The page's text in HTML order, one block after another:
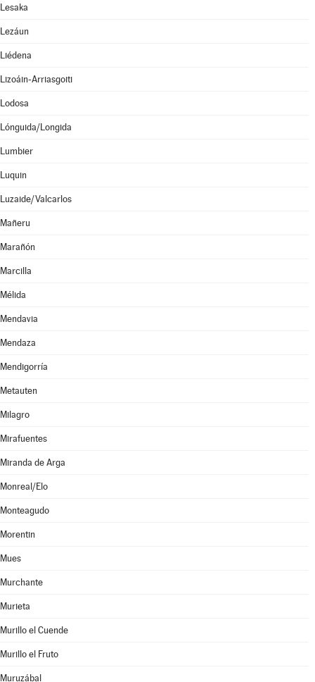
Lesaka
Lezáun
Liédena
Lizoáin-Arriasgoiti
Lodosa
Lónguida/Longida
Lumbier
Luquin
Luzaide/Valcarlos
Mañeru
Marañón
Marcilla
Mélida
Mendavia
Mendaza
Mendigorría
Metauten
Milagro
Mirafuentes
Miranda de Arga
Monreal/Elo
Monteagudo
Morentin
Mues
Murchante
Murieta
Murillo el Cuende
Murillo el Fruto
Muruzábal